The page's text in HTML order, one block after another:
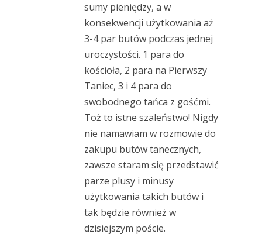
sumy pieniędzy, a w
konsekwencji użytkowania aż
3-4 par butów podczas jednej
uroczystości. 1 para do
kościoła, 2 para na Pierwszy
Taniec, 3 i 4 para do
swobodnego tańca z gośćmi.
Toż to istne szaleństwo! Nigdy
nie namawiam w rozmowie do
zakupu butów tanecznych,
zawsze staram się przedstawić
parze plusy i minusy
użytkowania takich butów i
tak będzie również w
dzisiejszym poście.